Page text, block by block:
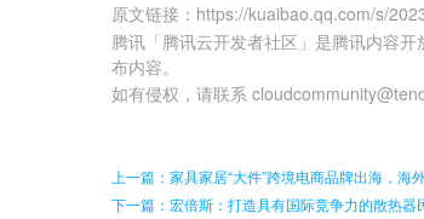
原文链接 ： https://kuaibao.qq.com/s/
腾讯「腾讯云开发者社区」是腾讯内容
布内容。
如有侵权，请联系
上一篇：家具家居“大件”跨境电商品牌出海，海
下一篇：宏倍斯：打造具有国际竞争力的散热器